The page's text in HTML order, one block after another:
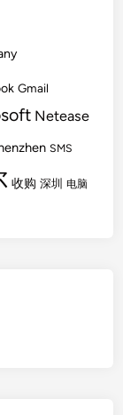
Gmail
Netease
SMS
收购 深圳 电脑